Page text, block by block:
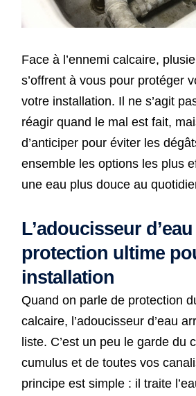
Face à l’ennemi calcaire,
s’offrent à vous pour protéger
votre installation. Il ne s’agit
réagir quand le mal est fait,
d’anticiper pour éviter les
ensemble les options les plus
une eau plus douce au
L’adoucisseur
protection ultime
installation
Quand on parle de protection
calcaire, l’adoucisseur d’eau
liste. C’est un peu le garde du
cumulus et de toutes vos
principe est simple : il traite